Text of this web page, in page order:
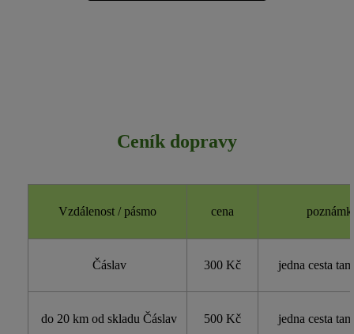
Ceník dopravy
Vzdálenost / pásmo cena
Čáslav 300 Kč jedna cesta
do 20 km od skladu Čáslav 500 Kč jedna cesta